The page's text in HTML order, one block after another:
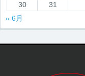
30
31
« 6月